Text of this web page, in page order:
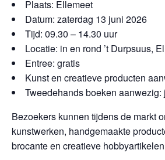
Plaats: Ellemeet
Datum: zaterdag 13 juni 2026
Tijd: 09.30 – 14.30 uur
Locatie: in en rond ’t Durpsuus,
Entree: gratis
Kunst en creatieve producten
Tweedehands boeken aanwezig:
Bezoekers kunnen tijdens de markt
kunstwerken, handgemaakte
brocante en creatieve